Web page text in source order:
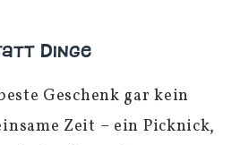
Dinge
Geschenk gar kein
Zeit – ein Picknick,